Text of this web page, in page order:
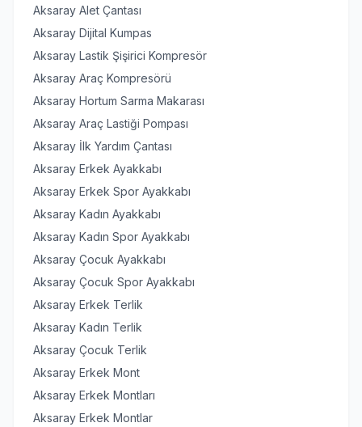
Aksaray Alet Çantası
Aksaray Dijital Kumpas
Aksaray Lastik Şişirici Kompresör
Aksaray Araç Kompresörü
Aksaray Hortum Sarma Makarası
Aksaray Araç Lastiği Pompası
Aksaray İlk Yardım Çantası
Aksaray Erkek Ayakkabı
Aksaray Erkek Spor Ayakkabı
Aksaray Kadın Ayakkabı
Aksaray Kadın Spor Ayakkabı
Aksaray Çocuk Ayakkabı
Aksaray Çocuk Spor Ayakkabı
Aksaray Erkek Terlik
Aksaray Kadın Terlik
Aksaray Çocuk Terlik
Aksaray Erkek Mont
Aksaray Erkek Montları
Aksaray Erkek Montlar